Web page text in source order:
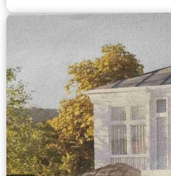
Garita de guardianía
Patio
Seguridad
Sin amoblar